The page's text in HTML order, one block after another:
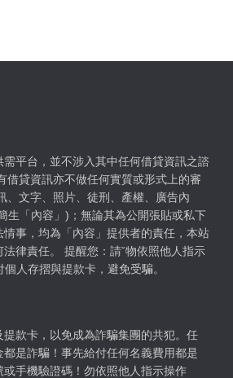
平台，並不涉入其中任何借貸資訊之諮
借貸資訊亦不做任何實質或形式上的審
、文字、照片、徒刑、產權、廣告內
生「內容」)；無論其為公開張貼或私下
事，均為「內容」提供者的責任，本站
律責任。 提醒您：請ˇ物依照他人指示
人存摺與提款卡，避免受騙。
款卡，以免成為詐騙集團的共犯。任
是詐騙！事先給付任何名義費用都是
手機驗證碼！勿依照他人指示操作